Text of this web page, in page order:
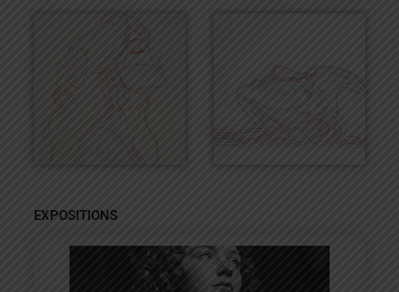
EXPOSITIONS